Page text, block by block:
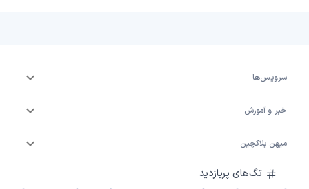
سرویس‌ها
خبر و آموزش
میهن بلاکچین
تگ‌های پربازدید